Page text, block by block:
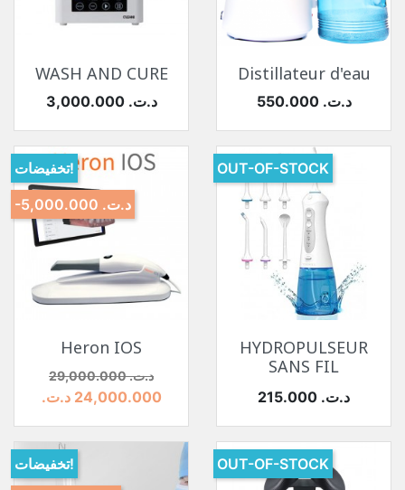
WASH AND CURE
السعر 3,000.000 د.ت.‏
Distillateur d'eau
السعر 550.000 د.ت.‏
Heron IOS
السعر الأساسي29,000.000 د.ت.‏
السعر
24,000.000 د.ت.‏
تخفيضات!
-5,000.000 د.ت.‏
HYDROPULSEUR
SANS FIL
السعر 215.000 د.ت.‏
OUT-OF-STOCK
تخفيضات!
OUT-OF-STOCK